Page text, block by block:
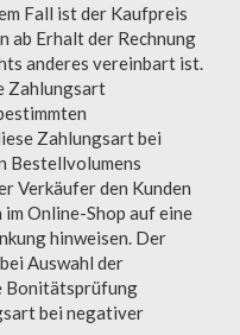
Fall ist der Kaufpreis
ab Erhalt der Rechnung
anderes vereinbart ist.
Zahlungsart
Zahlungsart bei
Bestellvolumens
Verkäufer den Kunden
Online-Shop auf eine
hinweisen. Der
Auswahl der
Bonitätsprüfung
bei negativer